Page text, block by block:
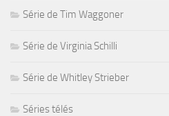
Série de Tim Waggoner
Série de Virginia Schilli
Série de Whitley Strieber
Séries télés